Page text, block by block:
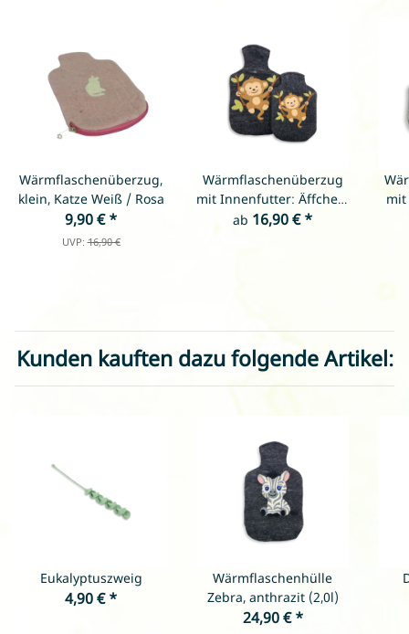
Wärmflaschenüberzug,
klein, Katze Weiß / Rosa
9,90 €*
UVP:16,90 €
Wärmflaschenüberzug
mit Innenfutter: Äffchen,
anthrazit (verschiedene
ab 16,90 €*
Kunden kauften dazu folgende Artikel:
Eukalyptuszweig
4,90 €*
Wärmflaschenhülle
Zebra, anthrazit (2,0l)
24,90 €*